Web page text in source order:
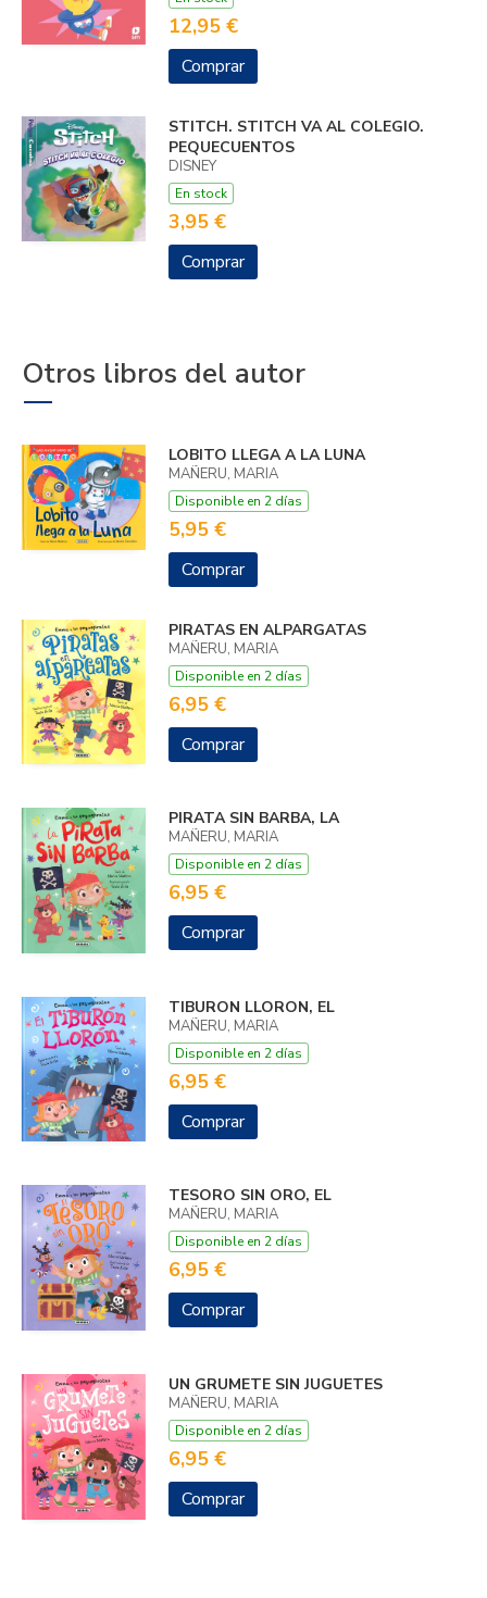
12,95 €
Comprar
STITCH. STITCH VA AL COLEGIO.
PEQUECUENTOS
DISNEY
En stock
3,95 €
Comprar
Otros libros del autor
LOBITO LLEGA A LA LUNA
MAÑERU, MARIA
Disponible en 2 días
5,95 €
Comprar
PIRATAS EN ALPARGATAS
MAÑERU, MARIA
Disponible en 2 días
6,95 €
Comprar
PIRATA SIN BARBA, LA
MAÑERU, MARIA
Disponible en 2 días
6,95 €
Comprar
TIBURON LLORON, EL
MAÑERU, MARIA
Disponible en 2 días
6,95 €
Comprar
TESORO SIN ORO, EL
MAÑERU, MARIA
Disponible en 2 días
6,95 €
Comprar
UN GRUMETE SIN JUGUETES
MAÑERU, MARIA
Disponible en 2 días
6,95 €
Comprar